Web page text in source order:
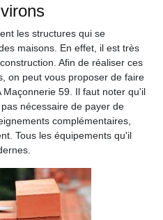
les structures qui se
maisons. En effet, il est très
Afin de réaliser ces
on peut vous proposer de faire
59. Il faut noter qu'il
nécessaire de payer de
complémentaires,
Tous les équipements qu'il